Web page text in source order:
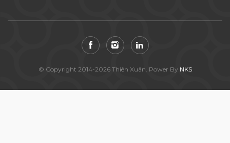
© Copyright 2014-2026 Thiên Xuân. Power By NKS